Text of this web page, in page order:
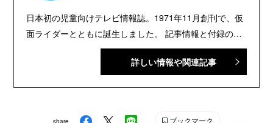
日本初の児童向けテレビ情報誌。1971年11月創刊で、仮
面ライダーとともに誕生しました。 記事情報と付録の詳
細は、YouTubeの『テレビマガジン 公式動画チャンネ
ル』で配信中。講談社発行の幼年・児童・少年・少女向
雑誌です。 【SNS】 X（旧Twitter）：@tele_maga
詳しい情報や関連記事
ブックマーク